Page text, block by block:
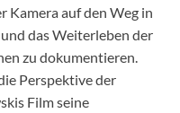
Kamera auf den Weg in
das Weiterleben der
zu dokumentieren.
Perspektive der
Film seine